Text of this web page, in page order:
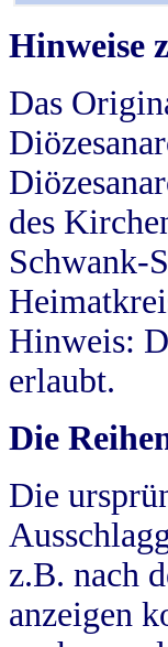
Hinweise
Das
des
Schwank-
Hinweis:
erlaubt.
Die
Die
z.B. nach
anzeigen